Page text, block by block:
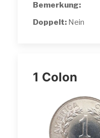
Bemerkung:
Doppelt: Nein
1 Colon